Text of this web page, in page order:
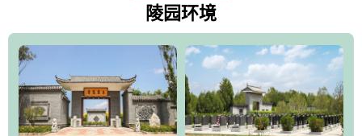
而成，宛如一把太师椅，呈坐南朝北向，左青龙，右白虎，前朱
环绕挡住了外界的风吹，流动的生气遇到官厅的水又止住了，正好
符合山环水抱，藏风纳气的要求。中华永久陵园风景庄重典雅、气
势如宏，是华北地区最大的平川式墓园，陵园以皇家建筑风格为载
体吸取现代园林艺术之精华
陵园环境